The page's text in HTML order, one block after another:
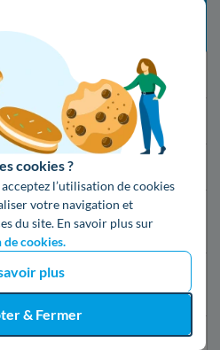
cookies ?
l’utilisation de cookies
votre navigation et
du site. En savoir plus sur
cookies.
plus
& Fermer
21 jours Gratuit
5 jours ouvrés 16,79€
2 jours ouvrés
24h après la
souscription
149,19€
10 jours